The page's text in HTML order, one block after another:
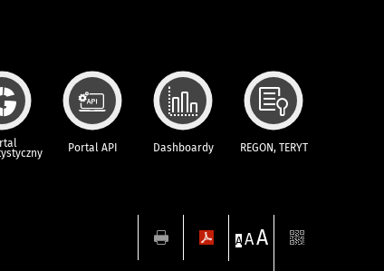
Portal API Dashboardy REGON, TERYT
A AA